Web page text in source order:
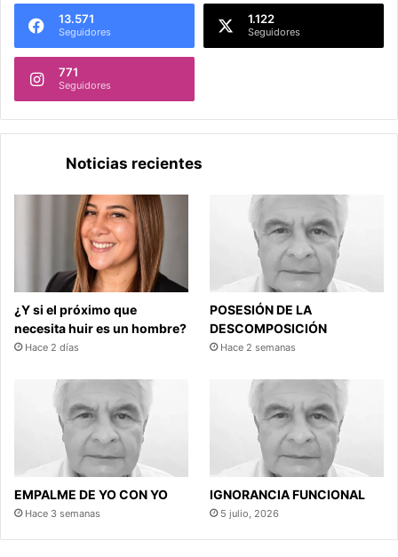
13.571
Seguidores
1.122
Seguidores
771
Seguidores
Noticias recientes
¿Y si el próximo que
necesita huir es un hombre?
Hace 2 días
POSESIÓN DE LA
DESCOMPOSICIÓN
Hace 2 semanas
EMPALME DE YO CON YO
Hace 3 semanas
IGNORANCIA FUNCIONAL
5 julio, 2026